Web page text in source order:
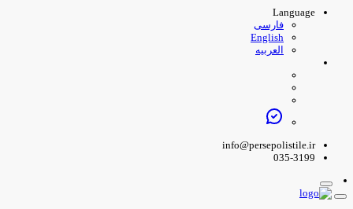
Language
فارسی
English
العربیه
info@persepolistile.ir
035-3199